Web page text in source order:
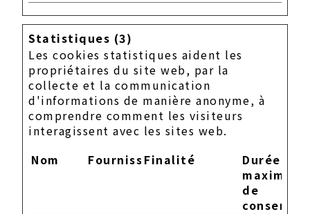
Statistiques (3)
Les cookies statistiques aident les
propriétaires du site web, par la
collecte et la communication
d'informations de manière anonyme, à
comprendre comment les visiteurs
interagissent avec les sites web.
Nom
FournisseurFinalité
Durée
maximale
de